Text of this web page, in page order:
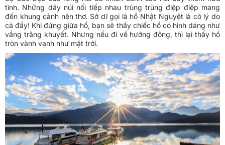
tình. Những dãy núi nối tiếp nhau trùng trùng điệp điệp mang
đến khung cảnh nên thơ. Sở dĩ gọi là hồ Nhật Nguyệt là có lý do
cả đấy! Khi đứng giữa hồ, bạn sẽ thấy chiếc hồ có hình dáng như
vầng trăng khuyết. Nhưng nếu đi về hướng đông, thì lại thấy hồ
tròn vành vạnh như mặt trời.